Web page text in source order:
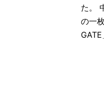
た。
の一